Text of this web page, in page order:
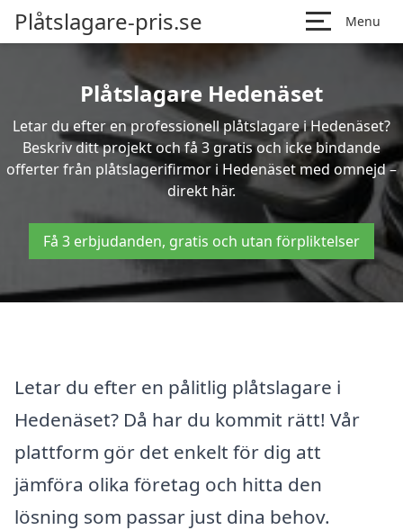
Plåtslagare-pris.se Menu
Plåtslagare Hedenäset
Letar du efter en professionell plåtslagare i Hedenäset?
Beskriv ditt projekt och få 3 gratis och icke bindande
offerter från plåtslagerifirmor i Hedenäset med omnejd –
direkt här.
Få 3 erbjudanden, gratis och utan förpliktelser
Letar du efter en pålitlig plåtslagare i
Hedenäset? Då har du kommit rätt! Vår
plattform gör det enkelt för dig att
jämföra olika företag och hitta den
lösning som passar just dina behov.